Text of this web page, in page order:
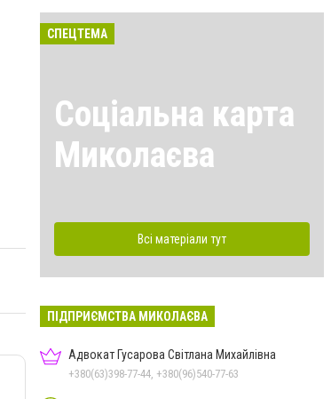
СПЕЦТЕМА
Соціальна карта
Миколаєва
Всі матеріали тут
ПІДПРИЄМСТВА МИКОЛАЄВА
Адвокат Гусарова Світлана Михайлівна
+380(63)398-77-44, +380(96)540-77-63